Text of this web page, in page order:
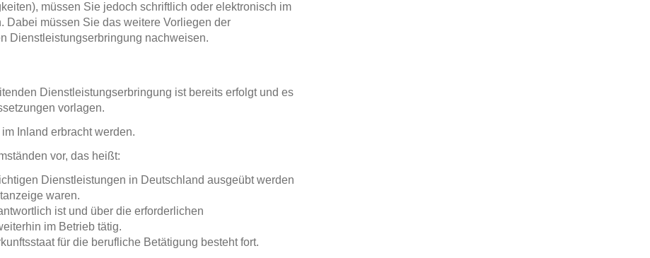
müssen Sie jedoch schriftlich oder elektronisch im
Dabei müssen Sie das weitere Vorliegen der
Dienstleistungserbringung nachweisen.
Dienstleistungserbringung ist bereits erfolgt und es
vorlagen.
Inland erbracht werden.
vor, das heißt:
Dienstleistungen in Deutschland ausgeübt werden
waren.
ist und über die erforderlichen
im Betrieb tätig.
für die berufliche Betätigung besteht fort.